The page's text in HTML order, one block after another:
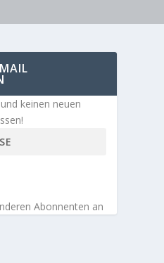
keinen neuen
Abonnenten an